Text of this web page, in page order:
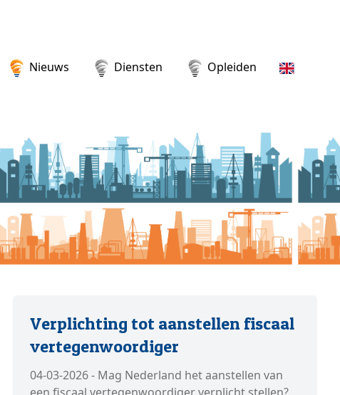
Nieuws Diensten Opleiden
Verplichting tot aanstellen fiscaal
vertegenwoordiger
04-03-2026 - Mag Nederland het aanstellen van